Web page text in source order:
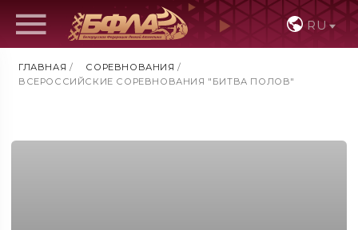
RU
ГЛАВНАЯ / СОРЕВНОВАНИЯ /
ВСЕРОССИЙСКИЕ СОРЕВНОВАНИЯ "БИТВА ПОЛОВ"